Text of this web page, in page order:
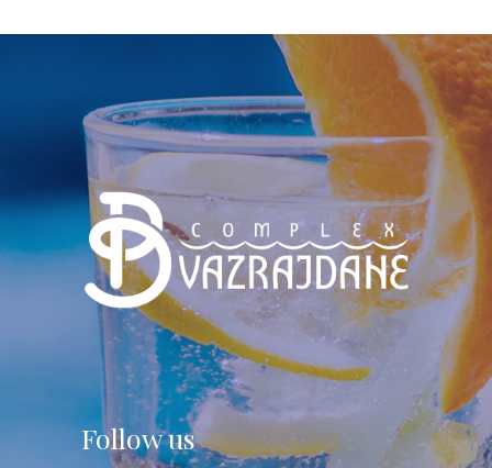
Follow us